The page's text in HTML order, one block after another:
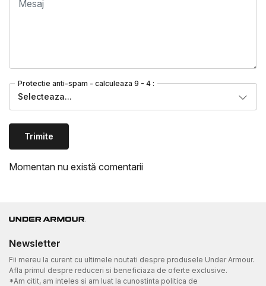
Protectie anti-spam - calculeaza 9 - 4 :
Selecteaza...
Trimite
Momentan nu există comentarii
Newsletter
Fii mereu la curent cu ultimele noutati despre produsele Under Armour.
Afla primul despre reduceri si beneficiaza de oferte exclusive.
*Am citit, am inteles si am luat la cunostinta politica de